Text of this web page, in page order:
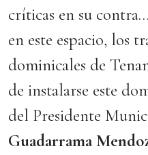
críticas en su
en este espacio, los
dominicales de
de instalarse este
del Presidente
Guadarrama